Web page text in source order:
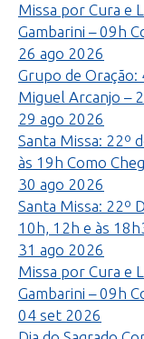
Missa por Cura e
Gambarini – 09h
26 ago 2026
Grupo de Oração:
Miguel Arcanjo –
29 ago 2026
Santa Missa: 22º
às 19h Como
30 ago 2026
Santa Missa: 22º
10h, 12h e às
31 ago 2026
Missa por Cura e
Gambarini – 09h
04 set 2026